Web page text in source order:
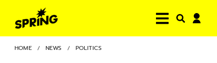
HOME NEWS POLITICS